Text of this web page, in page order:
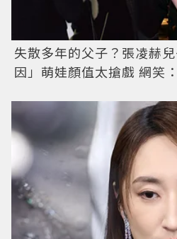
失散多年的父子？張凌赫
因」萌娃顏值太搶戲 網笑